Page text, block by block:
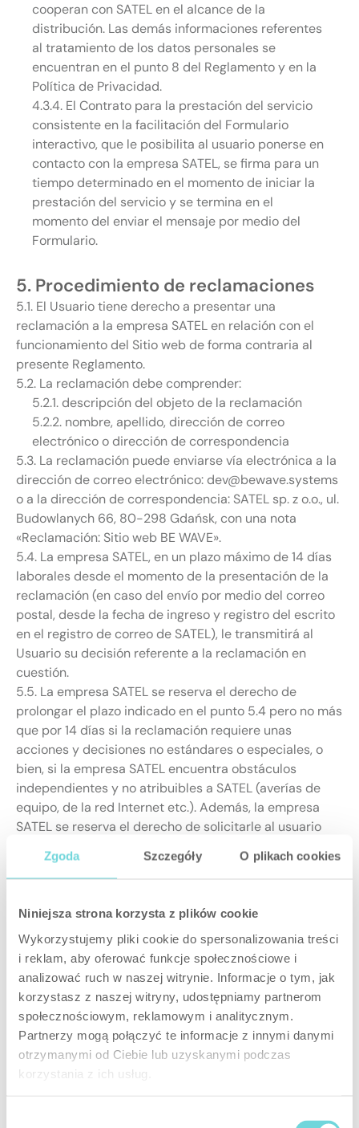
Zgoda Szczegóły O plikach cookies
Niniejsza strona korzysta z plików cookie
Wykorzystujemy pliki cookie do spersonalizowania treści
i reklam, aby oferować funkcje społecznościowe i
analizować ruch w naszej witrynie. Informacje o tym, jak
korzystasz z naszej witryny, udostępniamy partnerom
społecznościowym, reklamowym i analitycznym.
Partnerzy mogą połączyć te informacje z innymi danymi
otrzymanymi od Ciebie lub uzyskanymi podczas
korzystania z ich usług.
cooperan con SATEL en el alcance de la
distribución. Las demás informaciones referentes
al tratamiento de los datos personales se
encuentran en el punto 8 del Reglamento y en la
Política de Privacidad.
4.3.4. El Contrato para la prestación del servicio
consistente en la facilitación del Formulario
interactivo, que le posibilita al usuario ponerse en
contacto con la empresa SATEL, se firma para un
tiempo determinado en el momento de iniciar la
prestación del servicio y se termina en el
momento del enviar el mensaje por medio del
Formulario.
5. Procedimiento de reclamaciones
5.1. El Usuario tiene derecho a presentar una
reclamación a la empresa SATEL en relación con el
funcionamiento del Sitio web de forma contraria al
presente Reglamento.
5.2. La reclamación debe comprender:
5.2.1. descripción del objeto de la reclamación
5.2.2. nombre, apellido, dirección de correo
electrónico o dirección de correspondencia
5.3. La reclamación puede enviarse vía electrónica a la
dirección de correo electrónico: dev@bewave.systems
o a la dirección de correspondencia: SATEL sp. z o.o., ul.
Budowlanych 66, 80-298 Gdańsk, con una nota
«Reclamación: Sitio web BE WAVE».
5.4. La empresa SATEL, en un plazo máximo de 14 días
laborales desde el momento de la presentación de la
reclamación (en caso del envío por medio del correo
postal, desde la fecha de ingreso y registro del escrito
en el registro de correo de SATEL), le transmitirá al
Usuario su decisión referente a la reclamación en
cuestión.
5.5. La empresa SATEL se reserva el derecho de
prolongar el plazo indicado en el punto 5.4 pero no más
que por 14 días si la reclamación requiere unas
acciones y decisiones no estándares o especiales, o
bien, si la empresa SATEL encuentra obstáculos
independientes y no atribuibles a SATEL (averías de
equipo, de la red Internet etc.). Además, la empresa
SATEL se reserva el derecho de solicitarle al usuario
unas explicaciones adicionales. El tiempo necesario
para la presentación de las expliaciones por el Usuario
cada vez prolongará el plazo de contestación a la
5.6. La contestación se enviará de la misma forma en la
cual se ha presentado la reclamación (es decir, a la
dirección de correo electrónico de la cual ha sido
enviada la reclamación, o bien, a la dirección de
correspondencia indicada en el escrito de
reclamación).
6. Derechos y obligaciones de SATEL y